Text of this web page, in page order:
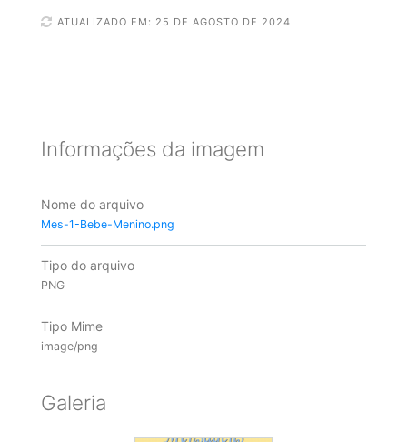
ATUALIZADO EM: 25 DE AGOSTO DE 2024
Informações da imagem
Nome do arquivo
Mes-1-Bebe-Menino.png
Tipo do arquivo
PNG
Tipo Mime
image/png
Galeria